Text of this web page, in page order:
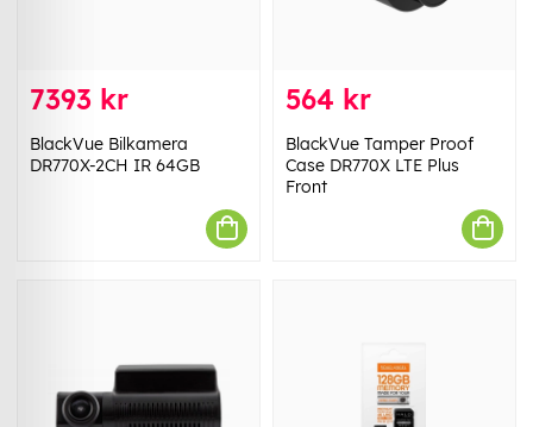
7393 kr
BlackVue Bilkamera
DR770X-2CH IR 64GB
564 kr
BlackVue Tamper Proof
Case DR770X LTE Plus
Front